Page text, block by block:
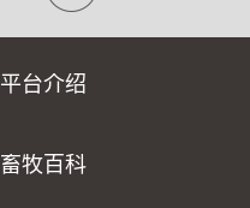
平台介绍
畜牧百科